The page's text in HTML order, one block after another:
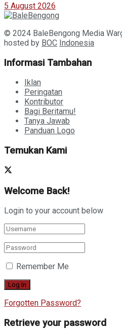
5 August 2026
© 2024 BaleBengong Media
hosted by BOC Indonesia
Informasi Tambahan
Iklan
Peringatan
Kontributor
Bagi Beritamu!
Tanya Jawab
Panduan Logo
Temukan Kami
Welcome Back!
Login to your account below
Remember Me
Forgotten Password?
Retrieve your password